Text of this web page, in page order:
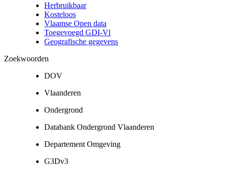
Herbruikbaar
Kosteloos
Vlaamse Open data
Toegevoegd GDI-Vl
Geografische gegevens
Zoekwoorden
DOV
Vlaanderen
Ondergrond
Databank Ondergrond Vlaanderen
Departement Omgeving
G3Dv3